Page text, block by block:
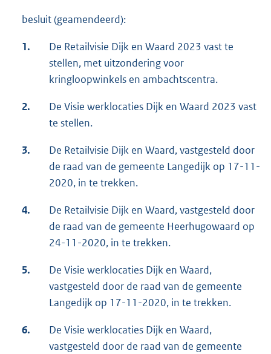
besluit (geamendeerd):
1.
De Retailvisie Dijk en Waard 2023 vast te
stellen, met uitzondering voor
kringloopwinkels en ambachtscentra.
2.
De Visie werklocaties Dijk en Waard 2023 vast
te stellen.
3.
De Retailvisie Dijk en Waard, vastgesteld door
de raad van de gemeente Langedijk op 17-11-
2020, in te trekken.
4.
De Retailvisie Dijk en Waard, vastgesteld door
de raad van de gemeente Heerhugowaard op
24-11-2020, in te trekken.
5.
De Visie werklocaties Dijk en Waard,
vastgesteld door de raad van de gemeente
Langedijk op 17-11-2020, in te trekken.
6.
De Visie werklocaties Dijk en Waard,
vastgesteld door de raad van de gemeente